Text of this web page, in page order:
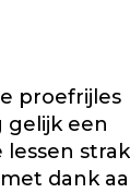
proefrijles
gelijk een
strak
dank